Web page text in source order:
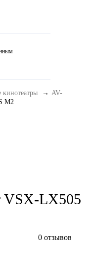
AV-
M2
VSX-LX505
0 отзывов